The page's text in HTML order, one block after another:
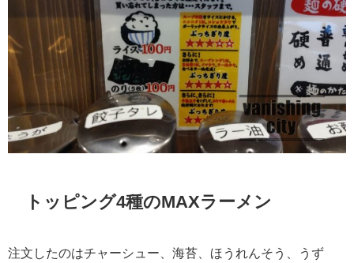
トッピング4種のMAXラーメン
注文したのはチャーシュー、海苔、ほうれんそう、うず